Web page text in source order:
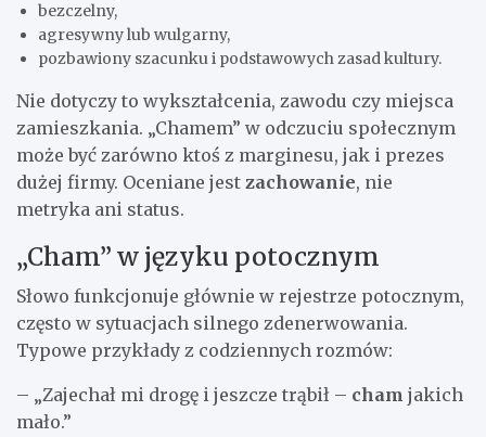
bezczelny,
agresywny lub wulgarny,
pozbawiony szacunku i podstawowych zasad kultury.
Nie dotyczy to wykształcenia, zawodu czy miejsca
zamieszkania. „Chamem” w odczuciu społecznym
może być zarówno ktoś z marginesu, jak i prezes
dużej firmy. Oceniane jest zachowanie, nie
metryka ani status.
„Cham” w języku potocznym
Słowo funkcjonuje głównie w rejestrze potocznym,
często w sytuacjach silnego zdenerwowania.
Typowe przykłady z codziennych rozmów:
– „Zajechał mi drogę i jeszcze trąbił – cham jakich
mało.”